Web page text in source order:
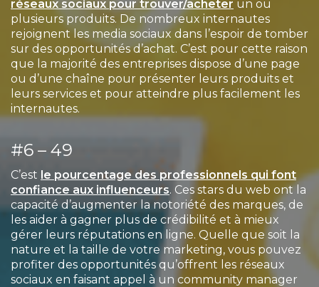
réseaux sociaux pour trouver/acheter un ou
plusieurs produits. De nombreux internautes
rejoignent les media sociaux dans l’espoir de tomber
sur des opportunités d’achat. C’est pour cette raison
que la majorité des entreprises dispose d’une page
ou d’une chaîne pour présenter leurs produits et
leurs services et pour atteindre plus facilement les
internautes.
#6 – 49
C’est le pourcentage des professionnels qui font
confiance aux influenceurs. Ces stars du web ont la
capacité d’augmenter la notoriété des marques, de
les aider à gagner plus de crédibilité et à mieux
gérer leurs réputations en ligne. Quelle que soit la
nature et la taille de votre marketing, vous pouvez
profiter des opportunités qu’offrent les réseaux
sociaux en faisant appel à un community manager